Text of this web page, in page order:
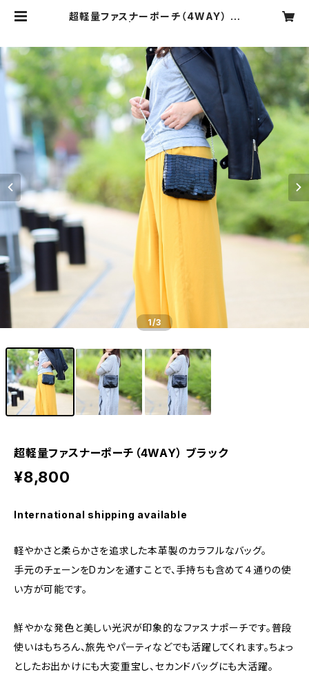
超軽量ファスナーポーチ（4WAY） ブ
1/3
超軽量ファスナーポーチ（4WAY） ブラック
¥8,800
International shipping available
軽やかさと柔らかさを追求した本革製のカラフルなバッグ。
手元のチェーンをDカンを通すことで、手持ちも含めて４通りの使
い方が可能です。
鮮やかな発色と美しい光沢が印象的なファスナポーチです。普段
使いはもちろん、旅先やパーティなどでも活躍してくれます。ちょっ
としたお出かけにも大変重宝し、セカンドバッグにも大活躍。